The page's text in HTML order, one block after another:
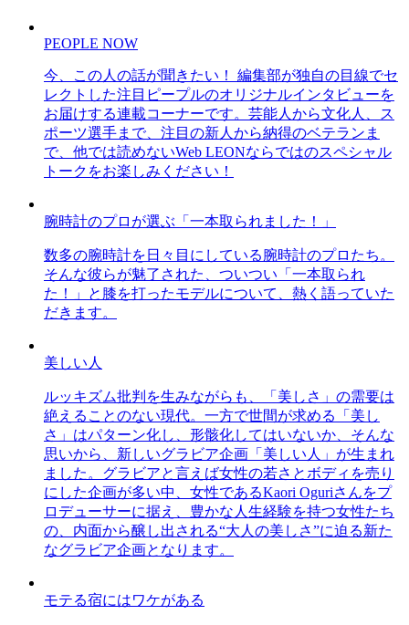
PEOPLE NOW
今、この人の話が聞きたい！ 編集部が独自の目線でセ
レクトした注目ピープルのオリジナルインタビューを
お届けする連載コーナーです。芸能人から文化人、ス
ポーツ選手まで、注目の新人から納得のベテランま
で、他では読めないWeb LEONならではのスペシャル
トークをお楽しみください！
腕時計のプロが選ぶ「一本取られました！」
数多の腕時計を日々目にしている腕時計のプロたち。
そんな彼らが魅了された、ついつい「一本取られ
た！」と膝を打ったモデルについて、熱く語っていた
だきます。
美しい人
ルッキズム批判を生みながらも、「美しさ」の需要は
絶えることのない現代。一方で世間が求める「美し
さ」はパターン化し、形骸化してはいないか、そんな
思いから、新しいグラビア企画「美しい人」が生まれ
ました。グラビアと言えば女性の若さとボディを売り
にした企画が多い中、女性であるKaori Oguriさんをプ
ロデューサーに据え、豊かな人生経験を持つ女性たち
の、内面から醸し出される“大人の美しさ”に迫る新た
なグラビア企画となります。
モテる宿にはワケがある